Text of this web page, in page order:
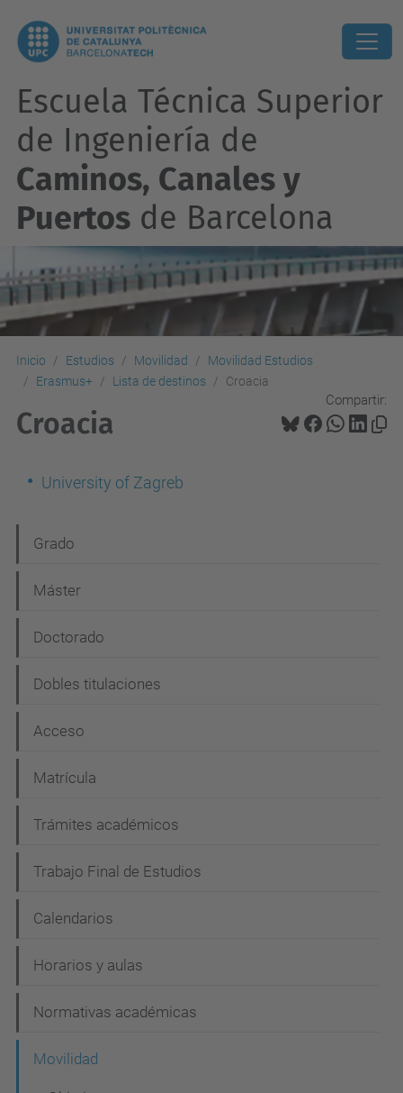
Escuela Técnica Superior
de Ingeniería de
Caminos, Canales y
Puertos de Barcelona
Inicio Estudios Movilidad
Movilidad Estudios
Erasmus+
Lista de destinos Croacia
Compartir:
Croacia
University of Zagreb
a
v
g
a
i
ó
Grado
Máster
Doctorado
Dobles titulaciones
Acceso
Matrícula
Trámites académicos
Trabajo Final de Estudios
Calendarios
Horarios y aulas
Normativas académicas
Movilidad